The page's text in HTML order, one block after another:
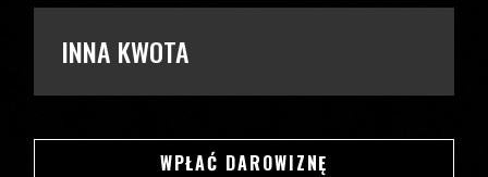
INNA KWOTA
WPŁAĆ DAROWIZNĘ